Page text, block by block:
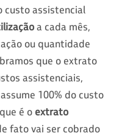
custo assistencial
a cada mês,
ou quantidade
que o extrato
assistenciais,
100% do custo
é o extrato
fato vai ser cobrado